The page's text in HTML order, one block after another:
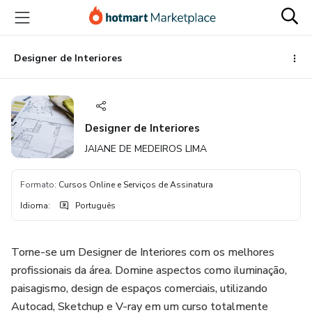
para
conteúdo
principal
para
pagamento
para
rodapé
Designer de Interiores
Designer de Interiores
JAIANE DE MEDEIROS LIMA
Formato: Cursos Online e Serviços de Assinatura
Idioma: Português
Torne-se um Designer de Interiores com os melhores
profissionais da área. Domine aspectos como iluminação,
paisagismo, design de espaços comerciais, utilizando
Autocad, Sketchup e V-ray em um curso totalmente